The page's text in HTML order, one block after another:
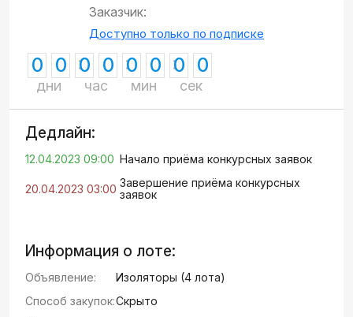
Заказчик:
Доступно только по подписке
0 0
дни
0 0
час
0 0
мин
0 0
сек
Дедлайн:
12.04.2023 09:00 Начало приёма конкурсных заявок
20.04.2023 03:00 Завершение приёма конкурсных
заявок
Информация о лоте:
Объявление:
Изоляторы (4 лота)
Способ закупок:Скрыто